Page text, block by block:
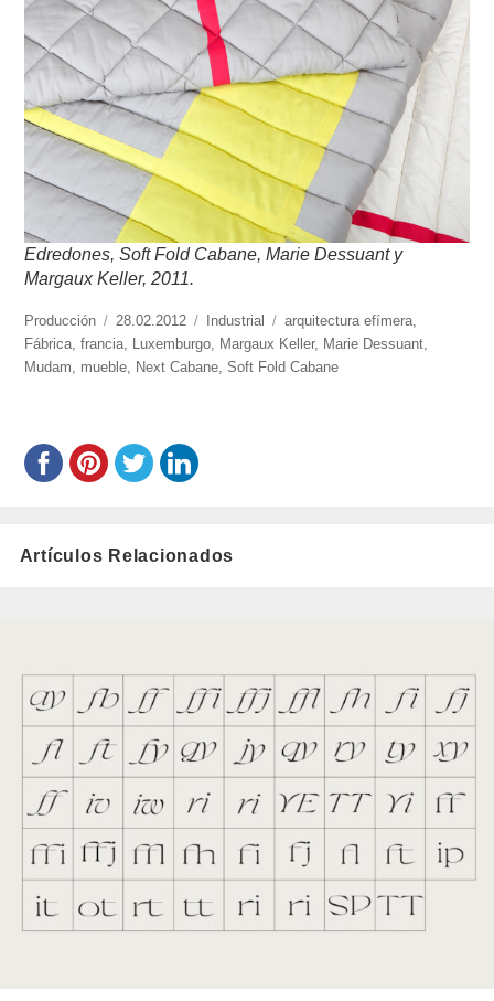
Edredones, Soft Fold Cabane, Marie Dessuant y
Margaux Keller, 2011.
https://www.experimenta.es/author/produccion/
Producción
Publicado
el
28.02.2012 Categorías
Industrial Etiquetas
arquitectura efímera,
Fábrica,francia, Luxemburgo, Margaux Keller, Marie Dessuant,
Mudam, mueble, Next Cabane,Soft Fold Cabane
Artículos Relacionados